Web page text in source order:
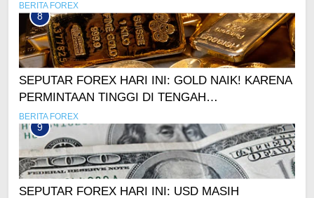
BERITA FOREX
8
SEPUTAR FOREX HARI INI: GOLD NAIK! KARENA
PERMINTAAN TINGGI DI TENGAH
KEKHAWATIRAN PASAR
BERITA FOREX
9
SEPUTAR FOREX HARI INI: USD MASIH